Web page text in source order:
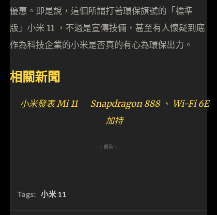
優惠。即是說，這個所謂打著環保旗號的「標準
版」小米 11 ，不過是宣傳技倆，甚至有人懷疑到底
作為科技企業的小米是否真的有心為環保出力。
相關新聞
小米發表 Mi 11 Snapdragon 888 、 Wi-Fi 6E
加持
- 廣告 -
Tags: 小米 11